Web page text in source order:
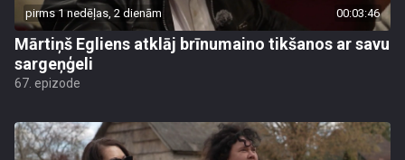
pirms 1 nedēļas, 2 dienām 00:03:46
Mārtiņš Egliens atklāj brīnumaino tikšanos ar savu
sargeņģeli
67. epizode